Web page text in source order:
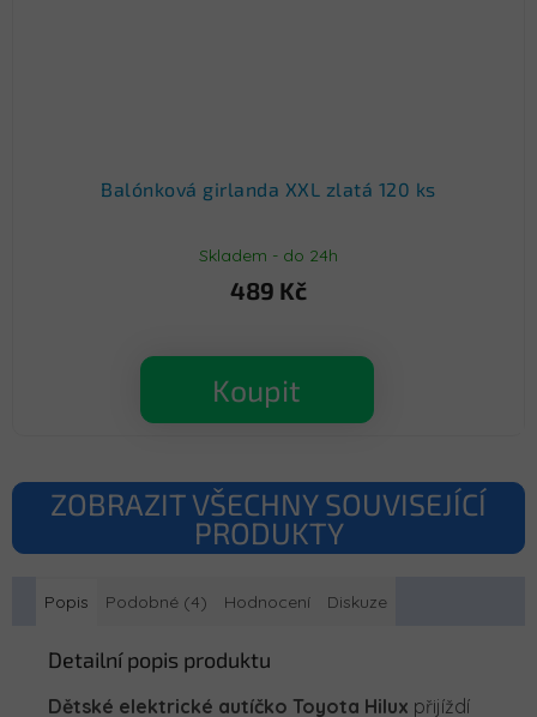
Balónková girlanda XXL zlatá 120 ks
Skladem - do 24h
489 Kč
Koupit
ZOBRAZIT VŠECHNY SOUVISEJÍCÍ
PRODUKTY
Popis Podobné (4) Hodnocení Diskuze
Detailní popis produktu
Dětské elektrické autíčko Toyota Hilux přijíždí